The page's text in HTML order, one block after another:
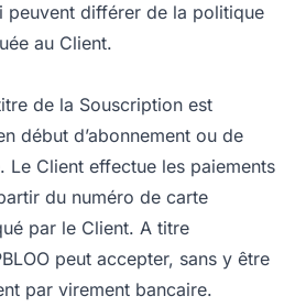
peuvent différer de la politique
au Client.
de la Souscription est
début d’abonnement ou de
Le Client effectue les paiements
du numéro de carte
par le Client. A titre
peut accepter, sans y être
par virement bancaire.